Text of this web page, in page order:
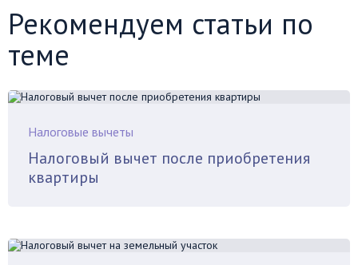
Рекомендуем статьи по
теме
Налоговые вычеты
Налоговый вычет после приобретения
квартиры